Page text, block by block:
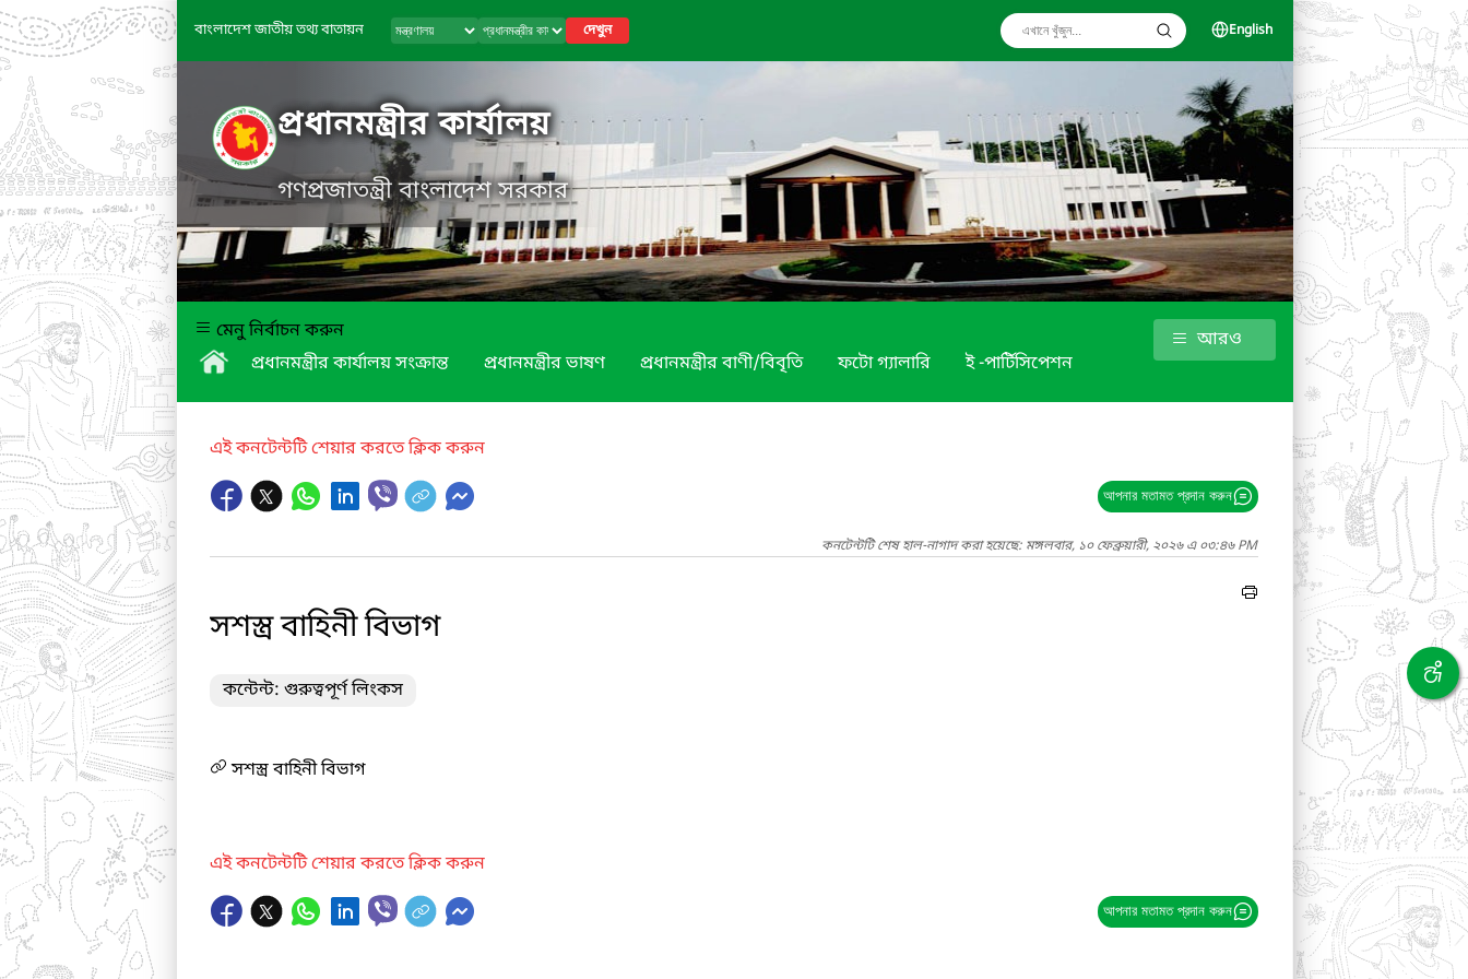
বাংলাদেশ জাতীয় তথ্য বাতায়ন দেখুন English
প্রধানমন্ত্রীর কার্যালয়
গণপ্রজাতন্ত্রী বাংলাদেশ সরকার
মেনু নির্বাচন করুন
প্রধানমন্ত্রীর কার্যালয় সংক্রান্ত
প্রধানমন্ত্রীর ভাষণ প্রধানমন্ত্রীর বাণী/বিবৃতি ফটো গ্যালারি ই -পার্টিসিপেশন
আরও
এই কনটেন্টটি শেয়ার করতে ক্লিক করুন
আপনার মতামত প্রদান করুন
কনটেন্টটি শেষ হাল-নাগাদ করা হয়েছে: মঙ্গলবার, ১০ ফেব্রুয়ারী, ২০২৬ এ ০৩:৪৬ PM
সশস্ত্র বাহিনী বিভাগ
কন্টেন্ট: গুরুত্বপূর্ণ লিংকস
সশস্ত্র বাহিনী বিভাগ
এই কনটেন্টটি শেয়ার করতে ক্লিক করুন
আপনার মতামত প্রদান করুন